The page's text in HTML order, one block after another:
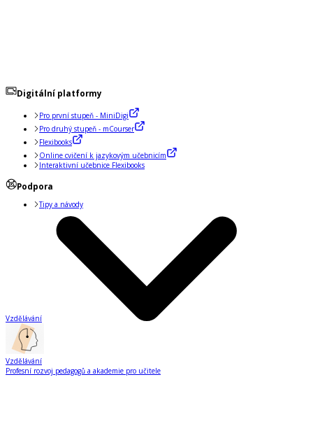
Digitální platformy
Pro první stupeň - MiniDigi
Pro druhý stupeň - mCourser
Flexibooks
Online cvičení k jazykovým učebnicím
Interaktivní učebnice Flexibooks
Podpora
Tipy a návody
Vzdělávání
Vzdělávání
Profesní rozvoj pedagogů a akademie pro učitele